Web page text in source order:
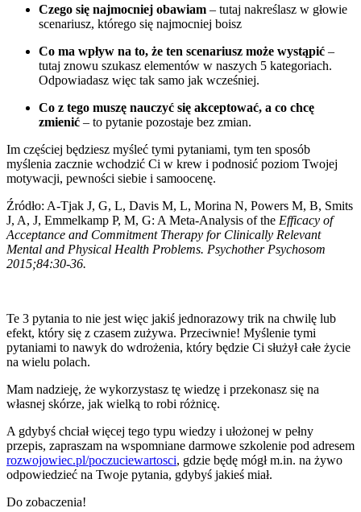
Czego się najmocniej obawiam – tutaj nakreślasz w głowie
scenariusz, którego się najmocniej boisz
Co ma wpływ na to, że ten scenariusz może wystąpić –
tutaj znowu szukasz elementów w naszych 5 kategoriach.
Odpowiadasz więc tak samo jak wcześniej.
Co z tego muszę nauczyć się akceptować, a co chcę
zmienić – to pytanie pozostaje bez zmian.
Im częściej będziesz myśleć tymi pytaniami, tym ten sposób
myślenia zacznie wchodzić Ci w krew i podnosić poziom Twojej
motywacji, pewności siebie i samoocenę.
Źródło: A-Tjak J, G, L, Davis M, L, Morina N, Powers M, B, Smits
J, A, J, Emmelkamp P, M, G: A Meta-Analysis of the Efficacy of
Acceptance and Commitment Therapy for Clinically Relevant
Mental and Physical Health Problems. Psychother Psychosom
2015;84:30-36.
Te 3 pytania to nie jest więc jakiś jednorazowy trik na chwilę lub
efekt, który się z czasem zużywa. Przeciwnie! Myślenie tymi
pytaniami to nawyk do wdrożenia, który będzie Ci służył całe życie
na wielu polach.
Mam nadzieję, że wykorzystasz tę wiedzę i przekonasz się na
własnej skórze, jak wielką to robi różnicę.
A gdybyś chciał więcej tego typu wiedzy i ułożonej w pełny
przepis, zapraszam na wspomniane darmowe szkolenie pod adresem
rozwojowiec.pl/poczuciewartosci, gdzie będę mógł m.in. na żywo
odpowiedzieć na Twoje pytania, gdybyś jakieś miał.
Do zobaczenia!